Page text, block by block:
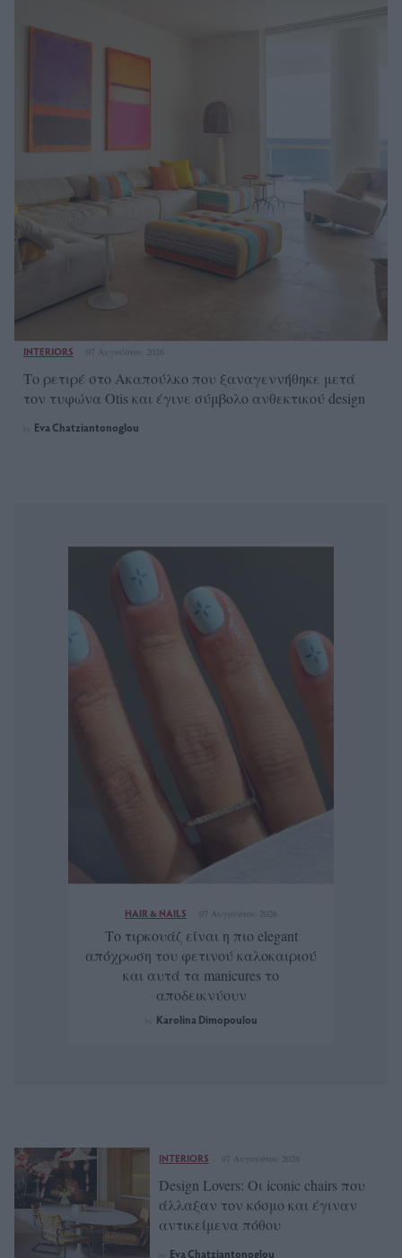
INTERIORS 07 Αυγούστου 2026
Το ρετιρέ στο Ακαπούλκο που ξαναγεννήθηκε μετά
τον τυφώνα Otis και έγινε σύμβολο ανθεκτικού design
Eva Chatziantonoglou
HAIR & NAILS 07 Αυγούστου 2026
Το τιρκουάζ είναι η πιο elegant
απόχρωση του φετινού καλοκαιριού
και αυτά τα manicures το
αποδεικνύουν
Karolina Dimopoulou
INTERIORS 07 Αυγούστου 2026
Design Lovers: Οι iconic chairs που
άλλαξαν τον κόσμο και έγιναν
αντικείμενα πόθου
Eva Chatziantonoglou